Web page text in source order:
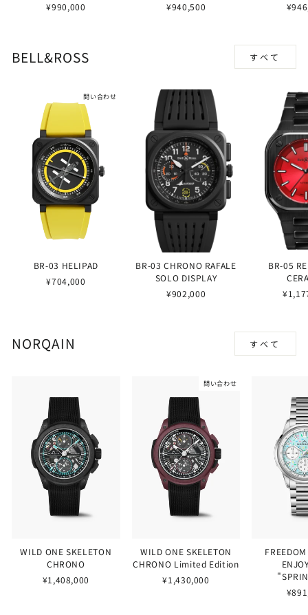
¥990,000 ¥940,500
BELL&ROSS すべて
問い合わせ
BR-03 HELIPAD
¥704,000
BR-03 CHRONO RAFALE
SOLO DISPLAY
¥902,000
BR-05
NORQAIN すべて
WILD ONE SKELETON
CHRONO
¥1,408,000
問い合わせ
WILD ONE SKELETON
CHRONO Limited Edition
¥1,430,000